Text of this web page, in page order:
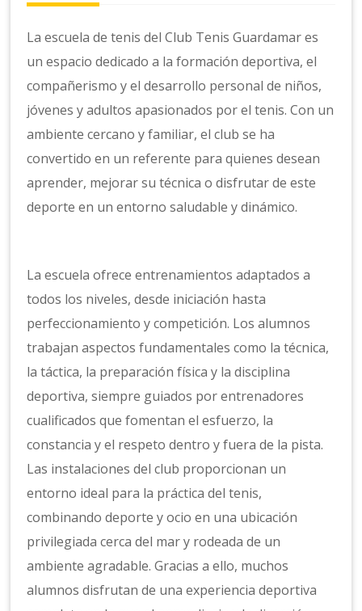
La escuela de tenis del Club Tenis Guardamar es
un espacio dedicado a la formación deportiva, el
compañerismo y el desarrollo personal de niños,
jóvenes y adultos apasionados por el tenis. Con un
ambiente cercano y familiar, el club se ha
convertido en un referente para quienes desean
aprender, mejorar su técnica o disfrutar de este
deporte en un entorno saludable y dinámico.
La escuela ofrece entrenamientos adaptados a
todos los niveles, desde iniciación hasta
perfeccionamiento y competición. Los alumnos
trabajan aspectos fundamentales como la técnica,
la táctica, la preparación física y la disciplina
deportiva, siempre guiados por entrenadores
cualificados que fomentan el esfuerzo, la
constancia y el respeto dentro y fuera de la pista.
Las instalaciones del club proporcionan un
entorno ideal para la práctica del tenis,
combinando deporte y ocio en una ubicación
privilegiada cerca del mar y rodeada de un
ambiente agradable. Gracias a ello, muchos
alumnos disfrutan de una experiencia deportiva